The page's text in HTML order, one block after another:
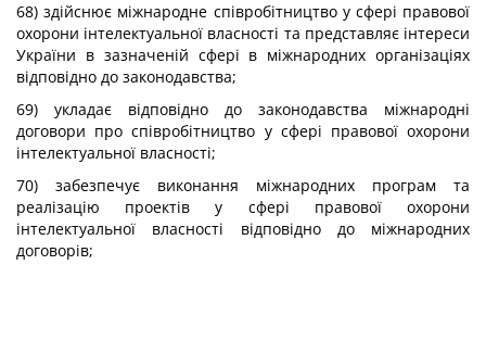
68) здійснює міжнародне співробітництво у сфері правової
охорони інтелектуальної власності та представляє інтереси
України в зазначеній сфері в міжнародних організаціях
відповідно до законодавства;
69) укладає відповідно до законодавства міжнародні
договори про співробітництво у сфері правової охорони
інтелектуальної власності;
70) забезпечує виконання міжнародних програм та
реалізацію проектів у сфері правової охорони
інтелектуальної власності відповідно до міжнародних
договорів;